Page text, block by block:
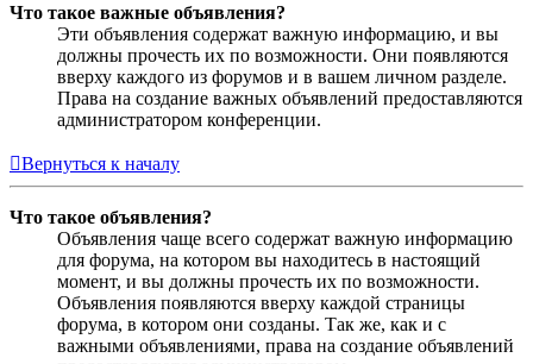
Что такое важные объявления?
Эти объявления содержат важную информацию, и вы
должны прочесть их по возможности. Они появляются
вверху каждого из форумов и в вашем личном разделе.
Права на создание важных объявлений предоставляются
администратором конференции.
Вернуться к началу
Что такое объявления?
Объявления чаще всего содержат важную информацию
для форума, на котором вы находитесь в настоящий
момент, и вы должны прочесть их по возможности.
Объявления появляются вверху каждой страницы
форума, в котором они созданы. Так же, как и с
важными объявлениями, права на создание объявлений